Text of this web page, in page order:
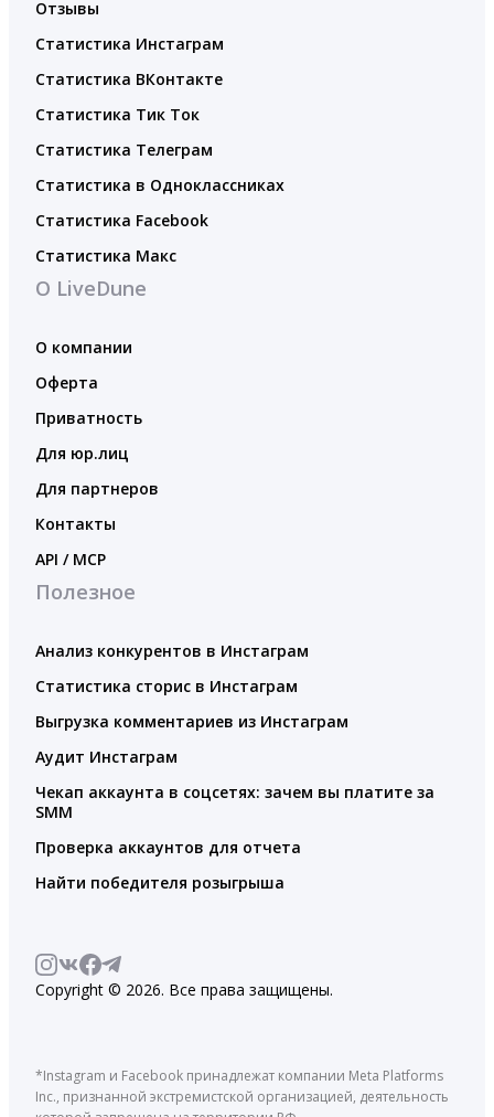
Отзывы
Статистика Инстаграм
Статистика ВКонтакте
Статистика Тик Ток
Статистика Телеграм
Статистика в Одноклассниках
Статистика Facebook
Статистика Макс
О LiveDune
О компании
Оферта
Приватность
Для юр.лиц
Для партнеров
Контакты
API / MCP
Полезное
Анализ конкурентов в Инстаграм
Статистика сторис в Инстаграм
Выгрузка комментариев из Инстаграм
Аудит Инстаграм
Чекап аккаунта в соцсетях: зачем вы платите за
SMM
Проверка аккаунтов для отчета
Найти победителя розыгрыша
Copyright © 2026. Все права защищены.
*Instagram и Facebook принадлежат компании Meta Platforms
Inc., признанной экстремистской организацией, деятельность